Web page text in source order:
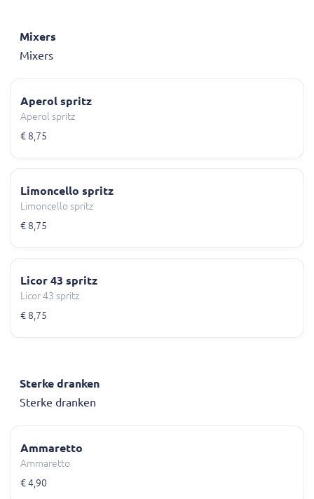
Mixers
Mixers
Aperol spritz
Aperol spritz
€ 8,75
Limoncello spritz
Limoncello spritz
€ 8,75
Licor 43 spritz
Licor 43 spritz
€ 8,75
Sterke dranken
Sterke dranken
Ammaretto
Ammaretto
€ 4,90